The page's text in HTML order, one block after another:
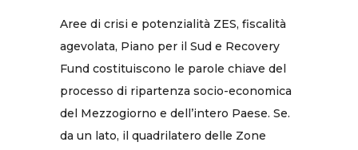
Aree di crisi e potenzialità ZES, fiscalità
agevolata, Piano per il Sud e Recovery
Fund costituiscono le parole chiave del
processo di ripartenza socio-economica
del Mezzogiorno e dell’intero Paese. Se.
da un lato, il quadrilatero delle Zone